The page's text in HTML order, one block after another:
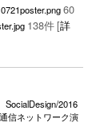
0721poster.png60
138件[詳
SocialDesign/2016
信ネットワーク演